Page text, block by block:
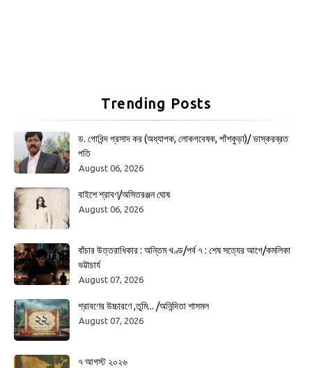
Trending Posts
ড. গোবিন্দ প্রসাদ কর (অধ্যাপক, লোকগবেষক, পাঁশকুড়া)/ ভাস্করব্রত
পতি
August 06, 2026
বাইশে শ্রাবণ/অসিতরঞ্জন ঘোষ
August 06, 2026
বাঁচার উত্তরাধিকার : অন্তিম খণ্ড/পর্ব ৭ : শেষ সত্যের আগে/কমলিকা
ভট্টাচার্য
August 07, 2026
শ্রাবণের উচ্চারণে ,তুমি... /অনিন্দিতা শাসমল
August 07, 2026
৭ আগস্ট ২০২৬